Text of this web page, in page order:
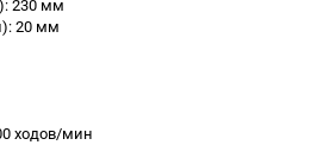
230 мм
20 мм
ходов/мин